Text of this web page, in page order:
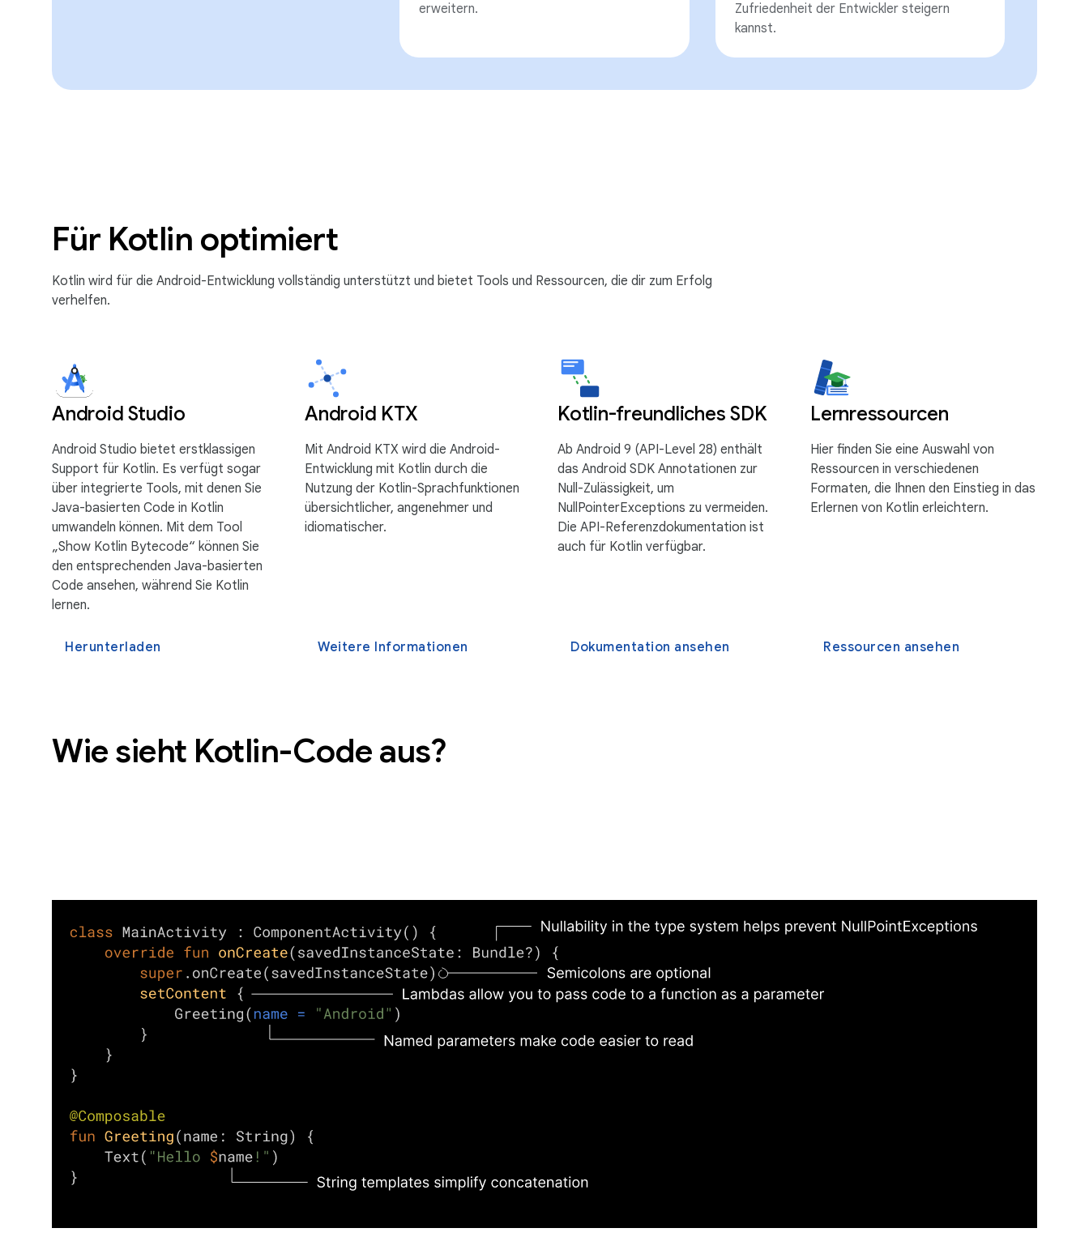
erweitern.
Zufriedenheit der Entwickler steigern
kannst.
Für Kotlin optimiert
Kotlin wird für die Android-Entwicklung vollständig unterstützt und bietet Tools und Ressourcen, die dir zum Erfolg
verhelfen.
Android Studio
Android Studio bietet erstklassigen
Support für Kotlin. Es verfügt sogar
über integrierte Tools, mit denen Sie
Java-basierten Code in Kotlin
umwandeln können. Mit dem Tool
„Show Kotlin Bytecode“ können Sie
den entsprechenden Java-basierten
Code ansehen, während Sie Kotlin
lernen.
Herunterladen
Android KTX
Mit Android KTX wird die Android-
Entwicklung mit Kotlin durch die
Nutzung der Kotlin-Sprachfunktionen
übersichtlicher, angenehmer und
idiomatischer.
Weitere Informationen
Kotlin-freundliches SDK
Ab Android 9 (API-Level 28) enthält
das Android SDK Annotationen zur
Null-Zulässigkeit, um
NullPointerExceptions zu vermeiden.
Die API-Referenzdokumentation ist
auch für Kotlin verfügbar.
Dokumentation ansehen
Lernressourcen
Hier finden Sie eine Auswahl von
Ressourcen in verschiedenen
Formaten, die Ihnen den Einstieg in das
Erlernen von Kotlin erleichtern.
Ressourcen ansehen
Wie sieht Kotlin-Code aus?